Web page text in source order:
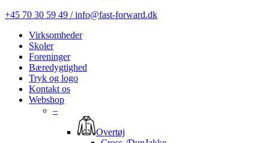
+45 70 30 59 49 / info@fast-forward.dk
Virksomheder
Skoler
Foreninger
Bæredygtighed
Tryk og logo
Kontakt os
Webshop
–
Overtøj